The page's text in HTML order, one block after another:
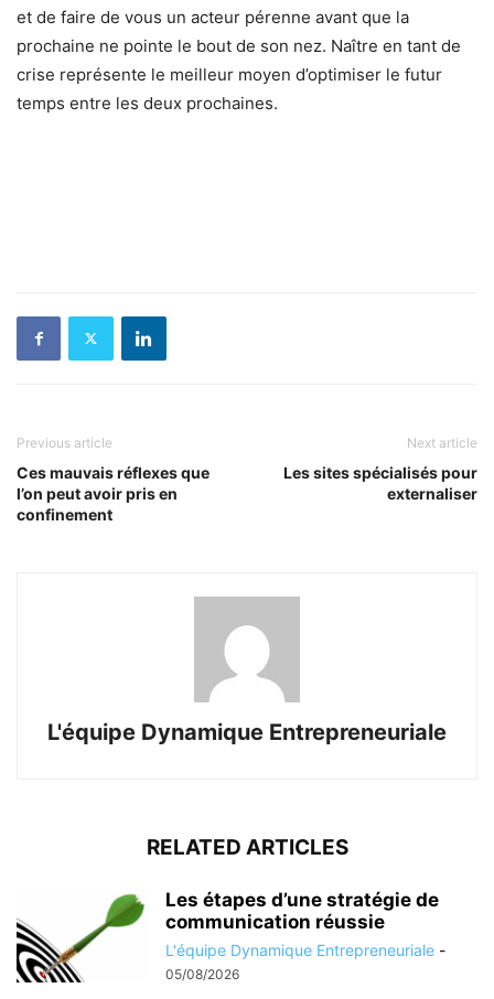
et de faire de vous un acteur pérenne avant que la
prochaine ne pointe le bout de son nez. Naître en tant de
crise représente le meilleur moyen d’optimiser le futur
temps entre les deux prochaines.
Previous article
Ces mauvais réflexes que
l’on peut avoir pris en
confinement
Next article
Les sites spécialisés pour
externaliser
L'équipe Dynamique Entrepreneuriale
RELATED ARTICLES
Les étapes d’une stratégie de
communication réussie
L'équipe Dynamique Entrepreneuriale -
05/08/2026